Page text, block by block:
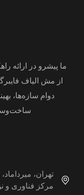
ما پیشرو در ارائه
از مش الیاف
دوام سازه‌ها،
تهران،
مرکز فناوری و